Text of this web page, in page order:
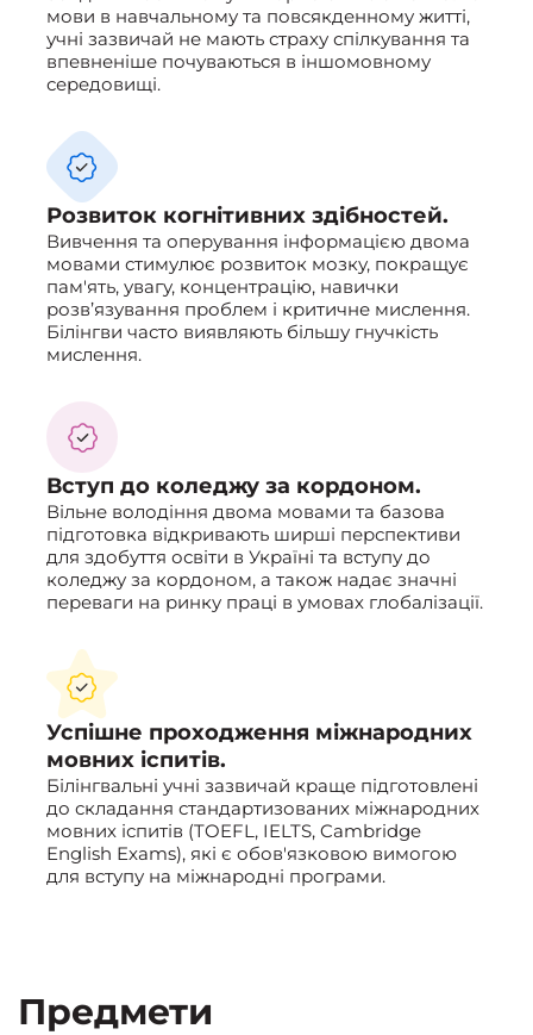
мови в навчальному та повсякденному житті,
учні зазвичай не мають страху спілкування та
впевненіше почуваються в іншомовному
середовищі.
Розвиток когнітивних здібностей.
Вивчення та оперування інформацією двома
мовами стимулює розвиток мозку, покращує
пам'ять, увагу, концентрацію, навички
розв’язування проблем і критичне мислення.
Білінгви часто виявляють більшу гнучкість
мислення.
Вступ до коледжу за кордоном.
Вільне володіння двома мовами та базова
підготовка відкривають ширші перспективи
для здобуття освіти в Україні та вступу до
коледжу за кордоном, а також надає значні
переваги на ринку праці в умовах глобалізації.
Успішне проходження міжнародних
мовних іспитів.
Білінгвальні учні зазвичай краще підготовлені
до складання стандартизованих міжнародних
мовних іспитів (TOEFL, IELTS, Cambridge
English Exams), які є обов'язковою вимогою
для вступу на міжнародні програми.
Предмети